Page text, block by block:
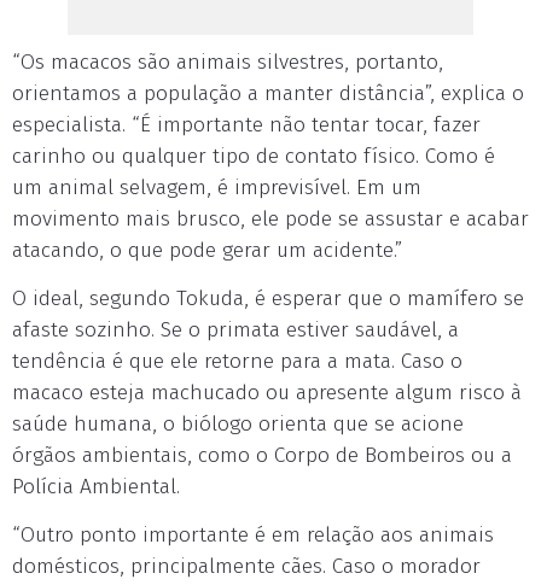
“Os macacos são animais silvestres, portanto,
orientamos a população a manter distância”, explica o
especialista. “É importante não tentar tocar, fazer
carinho ou qualquer tipo de contato físico. Como é
um animal selvagem, é imprevisível. Em um
movimento mais brusco, ele pode se assustar e acabar
atacando, o que pode gerar um acidente.”
O ideal, segundo Tokuda, é esperar que o mamífero se
afaste sozinho. Se o primata estiver saudável, a
tendência é que ele retorne para a mata. Caso o
macaco esteja machucado ou apresente algum risco à
saúde humana, o biólogo orienta que se acione
órgãos ambientais, como o Corpo de Bombeiros ou a
Polícia Ambiental.
“Outro ponto importante é em relação aos animais
domésticos, principalmente cães. Caso o morador